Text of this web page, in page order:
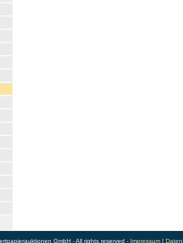
GmbH - All rights reserved - Impressum|